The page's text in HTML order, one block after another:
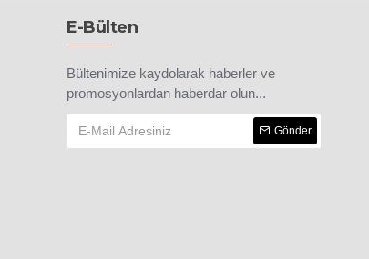
E-Bülten
Bültenimize kaydolarak haberler ve
promosyonlardan haberdar olun...
Gönder